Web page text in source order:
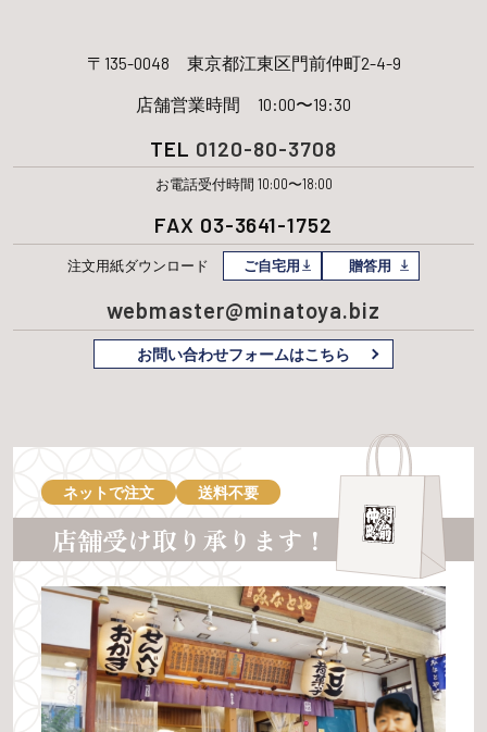
〒135-0048 東京都江東区門前仲町2-4-9
店舗営業時間 10:00〜19:30
TEL 0120-80-3708
お電話受付時間 10:00〜18:00
FAX 03-3641-1752
注文用紙ダウンロード ご自宅用 贈答用
webmaster@minatoya.biz
お問い合わせフォームはこちら
ネットで注文 送料不要
店舗受け取り承ります！